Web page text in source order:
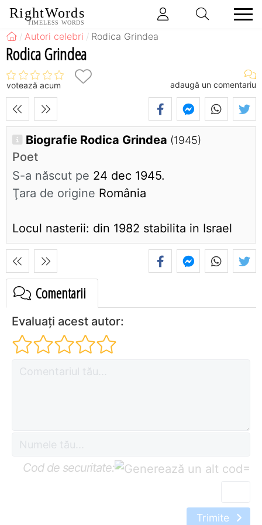
RightWords
TIMELESS WORDS
Autori celebri Rodica Grindea
Rodica Grindea
votează acum adaugă un comentariu
Biografie Rodica Grindea (1945)
Poet
S-a născut pe 24 dec 1945.
Ţara de origine România
Locul nasterii: din 1982 stabilita in Israel
Comentarii
Evaluați acest autor:
Cod de securitate: =
Trimite